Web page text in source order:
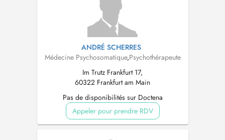
ANDRÉ SCHERRES
Médecine Psychosomatique,Psychothérapeute
Im Trutz Frankfurt 17,
60322 Frankfurt am Main
Pas de disponibilités sur Doctena
Appeler pour prendre RDV